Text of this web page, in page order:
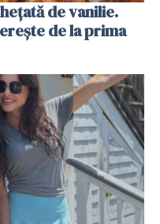
de vanilie.
de la prima